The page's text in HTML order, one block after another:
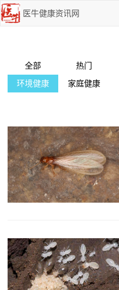
医牛健康资讯网
全部 热门
环境健康 家庭健康